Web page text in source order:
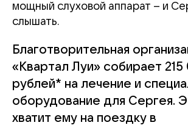
мощный слуховой аппарат – и
слышать.
Благотворительная
«Квартал Луи» собирает 215
рублей* на лечение и
оборудование для Сергея.
хватит ему на поездку в